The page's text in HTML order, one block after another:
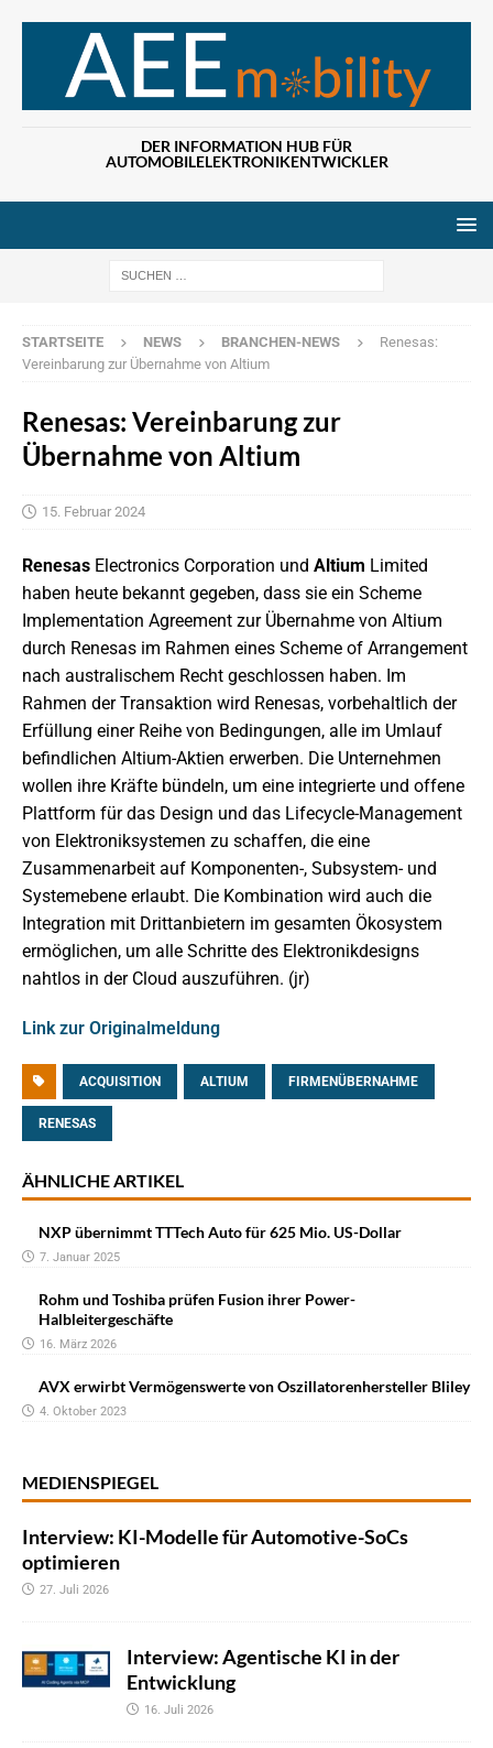
DER INFORMATION HUB FÜR
AUTOMOBILELEKTRONIKENTWICKLER
STARTSEITE NEWS BRANCHEN-NEWS
Renesas:
Vereinbarung zur Übernahme von Altium
Renesas: Vereinbarung zur
Übernahme von Altium
15. Februar 2024
Renesas Electronics Corporation und Altium Limited
haben heute bekannt gegeben, dass sie ein Scheme
Implementation Agreement zur Übernahme von Altium
durch Renesas im Rahmen eines Scheme of Arrangement
nach australischem Recht geschlossen haben. Im
Rahmen der Transaktion wird Renesas, vorbehaltlich der
Erfüllung einer Reihe von Bedingungen, alle im Umlauf
befindlichen Altium-Aktien erwerben. Die Unternehmen
wollen ihre Kräfte bündeln, um eine integrierte und offene
Plattform für das Design und das Lifecycle-Management
von Elektroniksystemen zu schaffen, die eine
Zusammenarbeit auf Komponenten-, Subsystem- und
Systemebene erlaubt. Die Kombination wird auch die
Integration mit Drittanbietern im gesamten Ökosystem
ermöglichen, um alle Schritte des Elektronikdesigns
nahtlos in der Cloud auszuführen. (jr)
Link zur Originalmeldung
ACQUISITION ALTIUM FIRMENÜBERNAHME
RENESAS
ÄHNLICHE ARTIKEL
NXP übernimmt TTTech Auto für 625 Mio. US-Dollar
7. Januar 2025
Rohm und Toshiba prüfen Fusion ihrer Power-
Halbleitergeschäfte
16. März 2026
AVX erwirbt Vermögenswerte von Oszillatorenhersteller Bliley
4. Oktober 2023
MEDIENSPIEGEL
Interview: KI-Modelle für Automotive-SoCs
optimieren
27. Juli 2026
Interview: Agentische KI in der
Entwicklung
16. Juli 2026